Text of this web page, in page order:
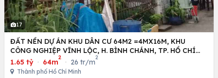
17
ĐẤT NỀN DỰ ÁN KHU DÂN CƯ 64M2 =4MX16M, KHU
CÔNG NGHIỆP VĨNH LỘC, H. BÌNH CHÁNH, TP. HỒ CHÍ
MINH
1.65 tỷ · 64m
2
· 26 tr/m
2
Thành phố Hồ Chí Minh